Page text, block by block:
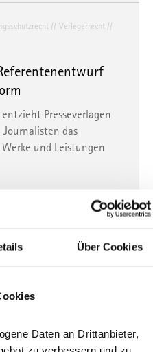
Über Cookies
Daten an Drittanbieter,
Verlegerrecht
Presseverlagen
das
und Leistungen
the decision
it to
Appeal rejected